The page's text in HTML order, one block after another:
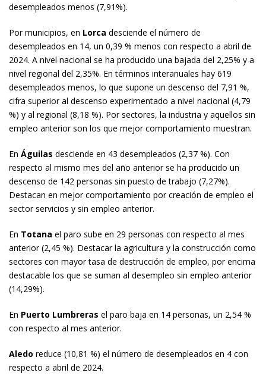
desempleados menos (7,91%).
Por municipios, en Lorca desciende el número de
desempleados en 14, un 0,39 % menos con respecto a abril de
2024. A nivel nacional se ha producido una bajada del 2,25% y a
nivel regional del 2,35%. En términos interanuales hay 619
desempleados menos, lo que supone un descenso del 7,91 %,
cifra superior al descenso experimentado a nivel nacional (4,79
%) y al regional (8,18 %). Por sectores, la industria y aquellos sin
empleo anterior son los que mejor comportamiento muestran.
En Águilas desciende en 43 desempleados (2,37 %). Con
respecto al mismo mes del año anterior se ha producido un
descenso de 142 personas sin puesto de trabajo (7,27%).
Destacan en mejor comportamiento por creación de empleo el
sector servicios y sin empleo anterior.
En Totana el paro sube en 29 personas con respecto al mes
anterior (2,45 %). Destacar la agricultura y la construcción como
sectores con mayor tasa de destrucción de empleo, por encima
destacable los que se suman al desempleo sin empleo anterior
(14,29%).
En Puerto Lumbreras el paro baja en 14 personas, un 2,54 %
con respecto al mes anterior.
Aledo reduce (10,81 %) el número de desempleados en 4 con
respecto a abril de 2024.